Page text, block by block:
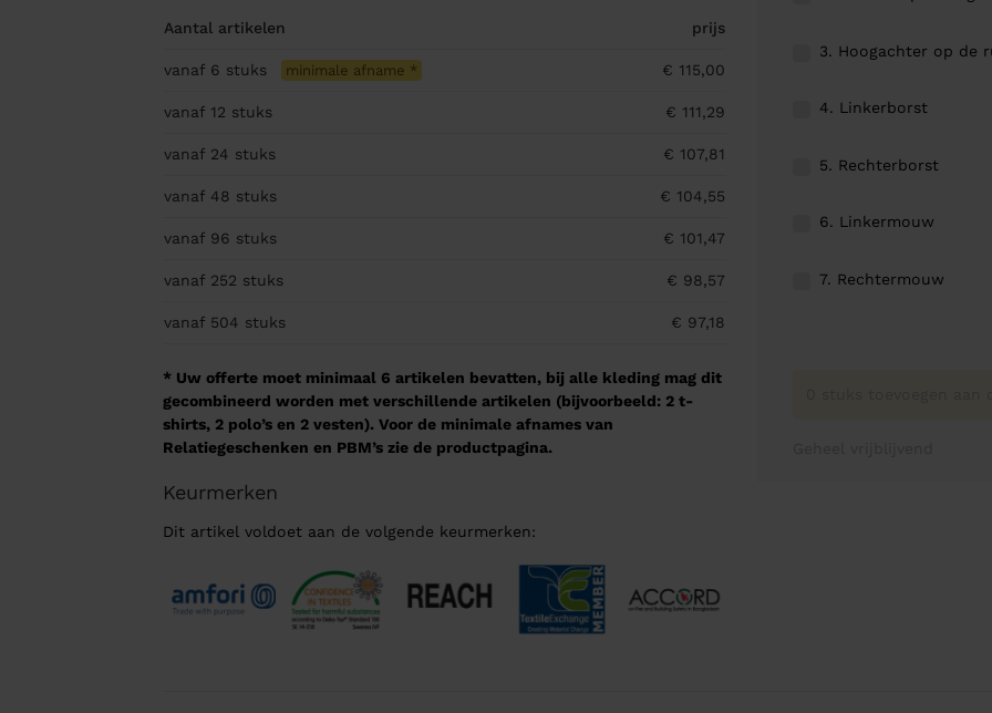
Aantal artikelen prijs
vanaf 6 stuks minimale afname * € 115,00
vanaf 12 stuks € 111,29
vanaf 24 stuks € 107,81
vanaf 48 stuks € 104,55
vanaf 96 stuks € 101,47
vanaf 252 stuks € 98,57
vanaf 504 stuks € 97,18
* Uw offerte moet minimaal 6 artikelen bevatten, bij alle kleding mag dit
gecombineerd worden met verschillende artikelen (bijvoorbeeld: 2 t-
shirts, 2 polo’s en 2 vesten). Voor de minimale afnames van
Relatiegeschenken en PBM’s zie de productpagina.
Keurmerken
Dit artikel voldoet aan de volgende keurmerken:
3. Hoogachter op de
4. Linkerborst
5. Rechterborst
6. Linkermouw
7. Rechtermouw